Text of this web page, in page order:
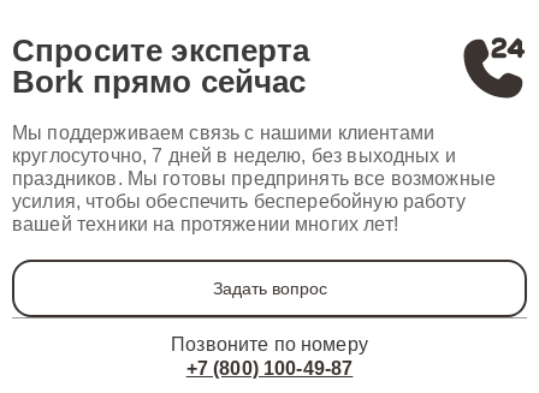
Спросите эксперта
Bork прямо сейчас
Мы поддерживаем связь с нашими клиентами
круглосуточно, 7 дней в неделю, без выходных и
праздников. Мы готовы предпринять все возможные
усилия, чтобы обеспечить бесперебойную работу
вашей техники на протяжении многих лет!
Задать вопрос
Позвоните по номеру
+7 (800) 100-49-87